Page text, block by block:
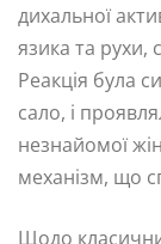
дихальної
язика та рухи,
Реакція була
сало, і
незнайомої
механізм, що
Щодо